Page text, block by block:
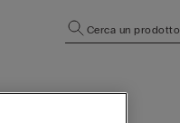
Cerca un prodotto